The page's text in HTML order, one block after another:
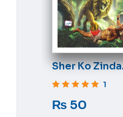
Sher Ko Zinda
Karne Wale1
₨ 50